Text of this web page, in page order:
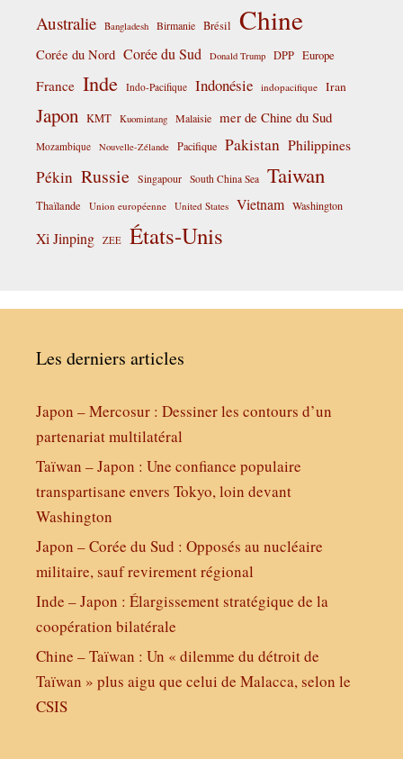
Australie Bangladesh Birmanie Brésil Chine
Corée du Nord Corée du Sud Donald Trump DPP Europe
France Inde Indo-Pacifique Indonésie indopacifique Iran
Japon KMT Kuomintang Malaisie mer de Chine du Sud
Mozambique Nouvelle-Zélande Pacifique Pakistan Philippines
Pékin Russie Singapour South China Sea Taiwan
Thaïlande Union européenne United States Vietnam Washington
Xi Jinping ZEE États-Unis
Les derniers articles
Japon – Mercosur : Dessiner les contours d’un
partenariat multilatéral
Taïwan – Japon : Une confiance populaire
transpartisane envers Tokyo, loin devant
Washington
Japon – Corée du Sud : Opposés au nucléaire
militaire, sauf revirement régional
Inde – Japon : Élargissement stratégique de la
coopération bilatérale
Chine – Taïwan : Un « dilemme du détroit de
Taïwan » plus aigu que celui de Malacca, selon le
CSIS